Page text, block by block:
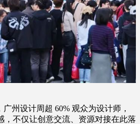
州设计周超 60% 观众为设计师，
，不仅让创意交流、资源对接在此落